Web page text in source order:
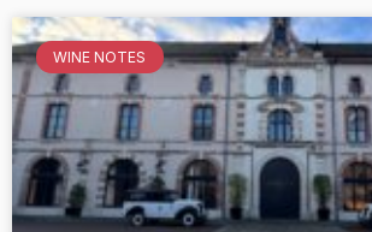
WINE NOTES